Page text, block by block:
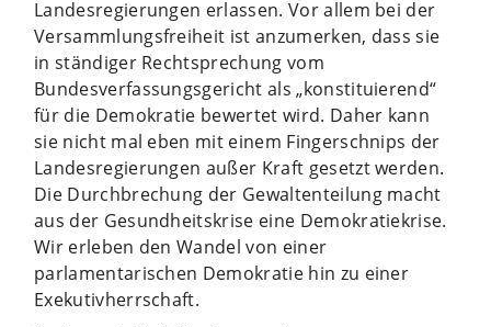
Landesregierungen erlassen. Vor allem bei der
Versammlungsfreiheit ist anzumerken, dass sie
in ständiger Rechtsprechung vom
Bundesverfassungsgericht als „konstituierend“
für die Demokratie bewertet wird. Daher kann
sie nicht mal eben mit einem Fingerschnips der
Landesregierungen außer Kraft gesetzt werden.
Die Durchbrechung der Gewaltenteilung macht
aus der Gesundheitskrise eine Demokratiekrise.
Wir erleben den Wandel von einer
parlamentarischen Demokratie hin zu einer
Exekutivherrschaft.